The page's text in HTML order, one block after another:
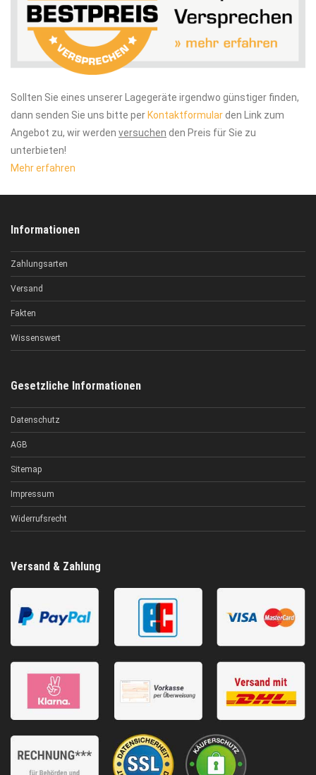
Sollten Sie eines unserer Lagegeräte irgendwo günstiger finden,
dann senden Sie uns bitte per Kontaktformular den Link zum
Angebot zu, wir werden versuchen den Preis für Sie zu
unterbieten!
Mehr erfahren
Informationen
Zahlungsarten
Versand
Fakten
Wissenswert
Gesetzliche Informationen
Datenschutz
AGB
Sitemap
Impressum
Widerrufsrecht
Versand & Zahlung